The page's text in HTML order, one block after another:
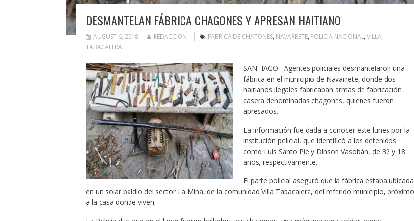
DESMANTELAN FÁBRICA CHAGONES Y APRESAN HAITIANO
AUGUST 6, 2018 REDACCION FABRICA DE CHATONES, NAVARRETE, POLICIA NACIONAL, VILLA
TABACALERA
SANTIAGO.- Agentes policiales desmantelaron una
fábrica en el municipio de Navarrete, donde dos
haitianos ilegales fabricaban armas de fabricación
casera denominadas chagones, quienes fueron
apresados.
La información fue dada a conocer este lunes por la
institución policial, que identificó a los detenidos
como Luis Santo Pie y Dinson Vasobán, de 32 y 18
años, respectivamente.
El parte policial aseguró que la fábrica estaba ubicada
en un solar baldío del sector La Mina, de la comunidad Villa Tabacalera, del referido municipio, próximo
a la casa donde viven.